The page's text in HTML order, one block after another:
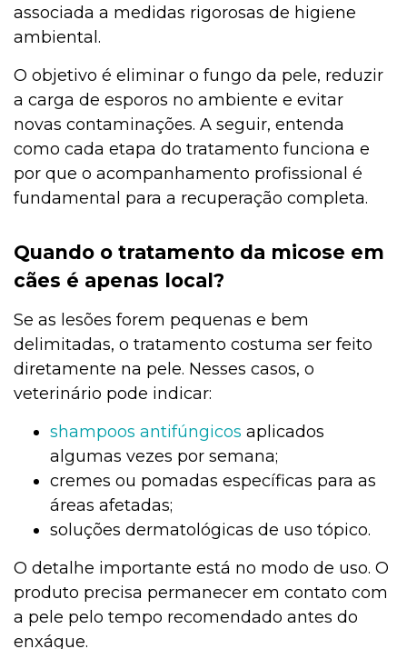
associada a medidas rigorosas de higiene
ambiental.
O objetivo é eliminar o fungo da pele, reduzir
a carga de esporos no ambiente e evitar
novas contaminações. A seguir, entenda
como cada etapa do tratamento funciona e
por que o acompanhamento profissional é
fundamental para a recuperação completa.
Quando o tratamento da micose em
cães é apenas local?
Se as lesões forem pequenas e bem
delimitadas, o tratamento costuma ser feito
diretamente na pele. Nesses casos, o
veterinário pode indicar:
shampoos antifúngicos aplicados
algumas vezes por semana;
cremes ou pomadas específicas para as
áreas afetadas;
soluções dermatológicas de uso tópico.
O detalhe importante está no modo de uso. O
produto precisa permanecer em contato com
a pele pelo tempo recomendado antes do
enxágue.